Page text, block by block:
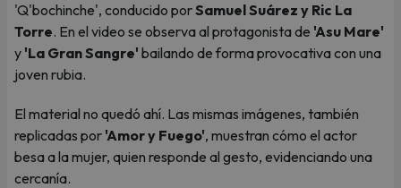
'Q'bochinche', conducido porSamuel Suárez y Ric La
Torre. En el video se observa al protagonista de 'Asu Mare'
y 'La Gran Sangre' bailando de forma provocativa con una
joven rubia.
El material no quedó ahí. Las mismas imágenes, también
replicadas por 'Amor y Fuego', muestran cómo el actor
besa a la mujer, quien responde al gesto, evidenciando una
cercanía.